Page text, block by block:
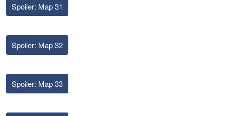
Spoiler: Map 31
Spoiler: Map 32
Spoiler: Map 33